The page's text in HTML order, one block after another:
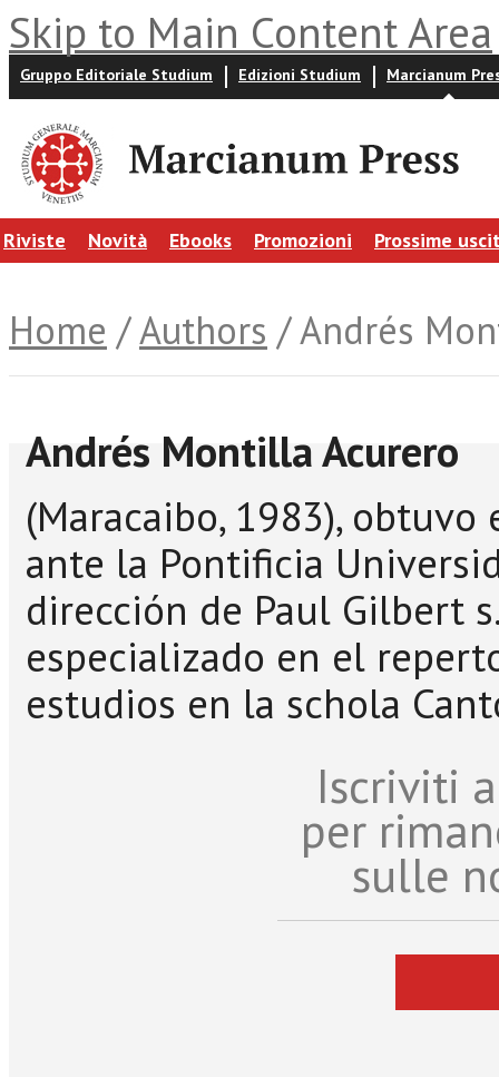
Skip to Main Content Area
Gruppo Editoriale Studium Edizioni Studium Marcianum
Riviste Novità Ebooks Promozioni Prossime
Home /Authors / Andrés
Andrés Montilla Acurero
(Maracaibo, 1983),
ante la Pontificia
dirección de Paul Gilbert
especializado en el
estudios en la schola
Iscriviti
per
sulle